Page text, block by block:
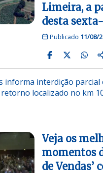
Limeira, a
desta
Publicado 11/08/
informa interdição parcial
localizado no km
Veja os
momentos
de Vendas’